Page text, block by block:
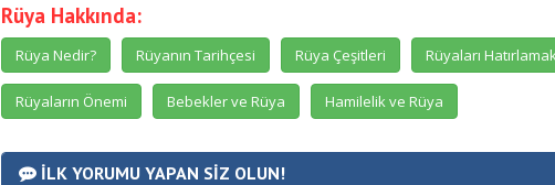
Rüya Hakkında:
Rüya Nedir? Rüyanın Tarihçesi Rüya Çeşitleri Rüyaları
Rüyaların Önemi Bebekler ve Rüya Hamilelik ve Rüya
İLK YORUMU YAPAN SİZ OLUN!